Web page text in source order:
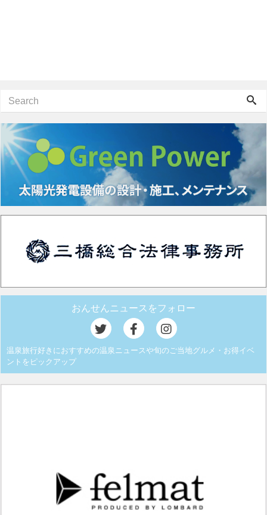
おんせんニュースをフォロー
温泉旅行好きにおすすめの温泉ニュースや旬のご当地グルメ・お得イベ
ントをピックアップ